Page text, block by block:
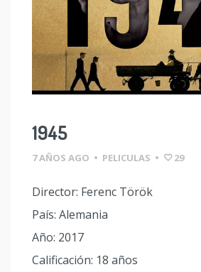
1945
7 AÑOS AGO • PELICULAS • 29
Director: Ferenc Török
País: Alemania
Año: 2017
Calificación: 18 años